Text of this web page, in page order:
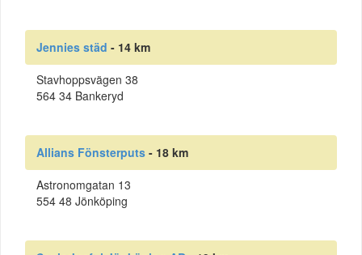
Jennies städ - 14 km
Stavhoppsvägen 38
564 34 Bankeryd
Allians Fönsterputs - 18 km
Astronomgatan 13
554 48 Jönköping